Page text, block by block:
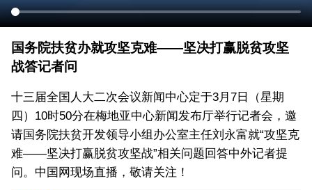
国务院扶贫办就攻坚克难——坚决打赢脱贫攻坚
战答记者问
十三届全国人大二次会议新闻中心定于3月7日（星期
四）10时50分在梅地亚中心新闻发布厅举行记者会，邀
请国务院扶贫开发领导小组办公室主任刘永富就“攻坚克
难——坚决打赢脱贫攻坚战”相关问题回答中外记者提
问。中国网现场直播，敬请关注！